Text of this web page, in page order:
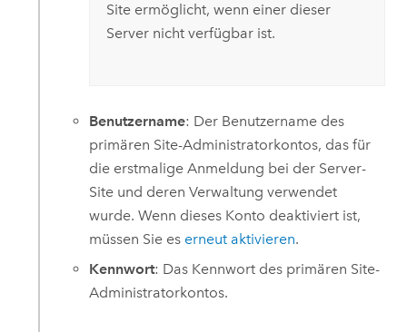
Site ermöglicht, wenn einer dieser
Server nicht verfügbar ist.
Benutzername: Der Benutzername des
primären Site-Administratorkontos, das für
die erstmalige Anmeldung bei der Server-
Site und deren Verwaltung verwendet
wurde. Wenn dieses Konto deaktiviert ist,
müssen Sie es erneut aktivieren.
Kennwort: Das Kennwort des primären Site-
Administratorkontos.